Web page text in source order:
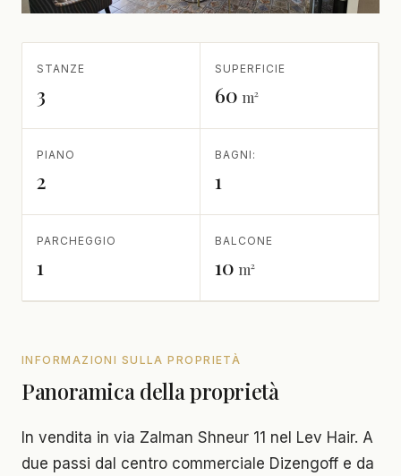
STANZE
3
SUPERFICIE
60 m²
PIANO
2
BAGNI:
1
PARCHEGGIO
1
BALCONE
10 m²
INFORMAZIONI SULLA PROPRIETÀ
Panoramica della proprietà
In vendita in via Zalman Shneur 11 nel Lev Hair. A
due passi dal centro commerciale Dizengoff e da